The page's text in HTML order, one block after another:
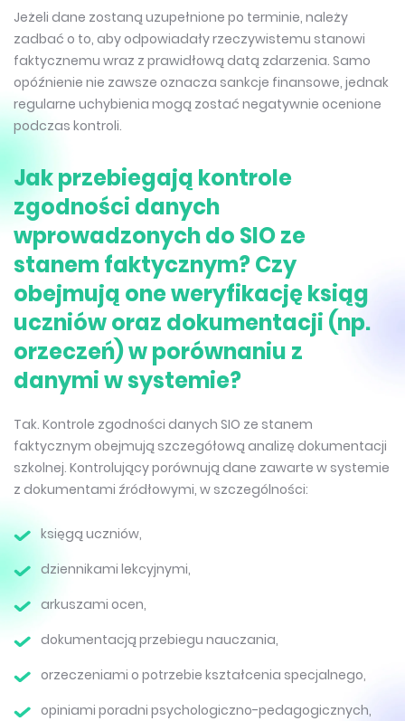
Jeżeli dane zostaną uzupełnione po terminie, należy
zadbać o to, aby odpowiadały rzeczywistemu stanowi
faktycznemu wraz z prawidłową datą zdarzenia. Samo
opóźnienie nie zawsze oznacza sankcje finansowe, jednak
regularne uchybienia mogą zostać negatywnie ocenione
podczas kontroli.
Jak przebiegają kontrole
zgodności danych
wprowadzonych do SIO ze
stanem faktycznym? Czy
obejmują one weryfikację ksiąg
uczniów oraz dokumentacji (np.
orzeczeń) w porównaniu z
danymi w systemie?
Tak. Kontrole zgodności danych SIO ze stanem
faktycznym obejmują szczegółową analizę dokumentacji
szkolnej. Kontrolujący porównują dane zawarte w systemie
z dokumentami źródłowymi, w szczególności:
księgą uczniów,
dziennikami lekcyjnymi,
arkuszami ocen,
dokumentacją przebiegu nauczania,
orzeczeniami o potrzebie kształcenia specjalnego,
opiniami poradni psychologiczno-pedagogicznych,